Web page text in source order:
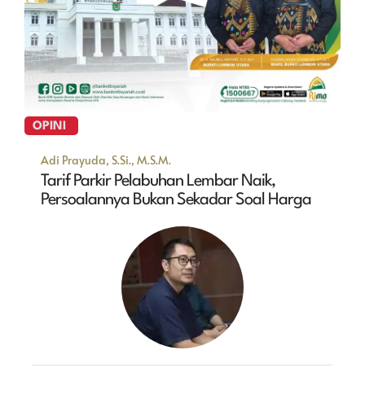
OPINI
Adi Prayuda, S.Si., M.S.M.
Tarif Parkir Pelabuhan Lembar Naik,
Persoalannya Bukan Sekadar Soal Harga